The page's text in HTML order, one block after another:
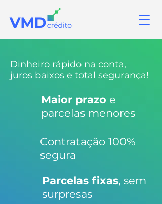
Dinheiro rápido na conta,
juros baixos e total segurança!
Maior prazo e
parcelas menores
Contratação 100%
segura
Parcelas fixas, sem
surpresas